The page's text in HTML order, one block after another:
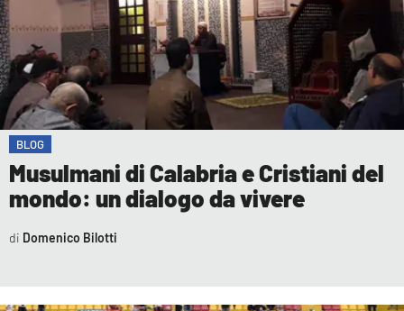
COSENZACHANNEL.IT
ILVIBONESE.IT
CATANZAROCHANNEL.IT
LACAPITALENEWS.IT
App
ANDROID
BLOG
Musulmani di Calabria e Cristiani del
mondo: un dialogo da vivere
Domenico Bilotti